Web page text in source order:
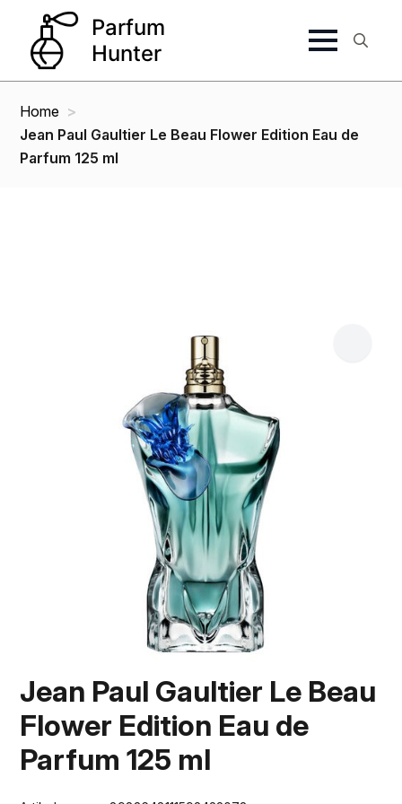
Home
Jean Paul Gaultier Le Beau Flower Edition Eau de
Parfum 125 ml
Jean Paul Gaultier Le Beau
Flower Edition Eau de
Parfum 125 ml